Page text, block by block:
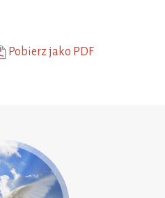
Pobierz jako PDF